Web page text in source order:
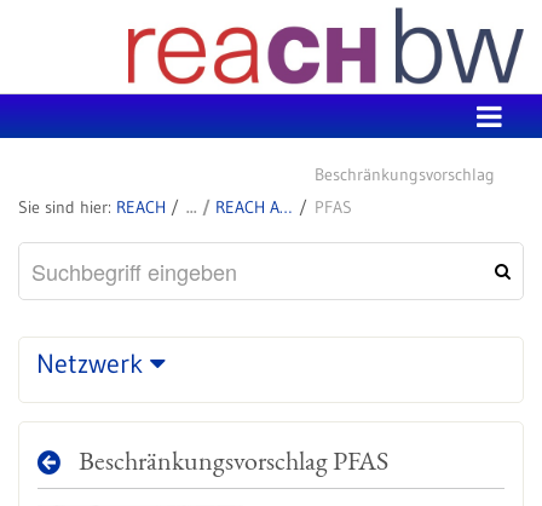
REACH REACH Aktuell
Beschränkungsvorschlag
PFAS
Netzwerk
Beschränkungsvorschlag PFAS